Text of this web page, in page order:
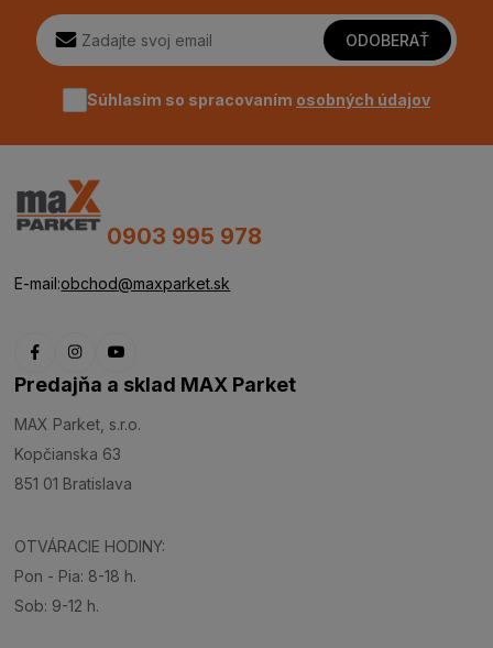
ODOBERAŤ
Súhlasím so spracovaním osobných údajov
0903 995 978
E-mail:obchod@maxparket.sk
Predajňa a sklad MAX Parket
MAX Parket, s.r.o.
Kopčianska 63
851 01 Bratislava
OTVÁRACIE HODINY:
Pon - Pia: 8-18 h.
Sob: 9-12 h.